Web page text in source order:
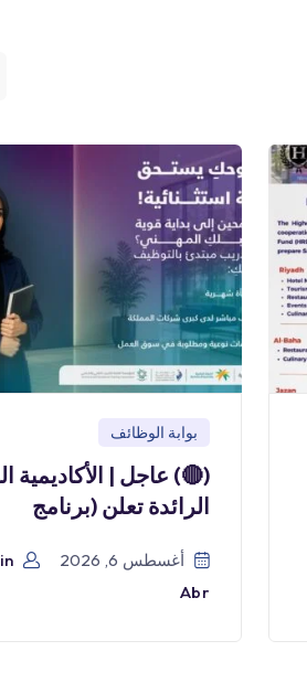
بوابة الوظائف
(🔴) عاجل | الأكاديمية
الرائدة تعلن (برنامج
أغسطس 6, 2026
Abr